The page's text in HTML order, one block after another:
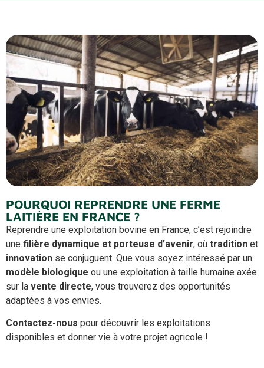
POURQUOI REPRENDRE UNE FERME
LAITIÈRE EN FRANCE ?
Reprendre une exploitation bovine en France, c’est rejoindre
une filière dynamique et porteuse d’avenir, où tradition et
innovation se conjuguent. Que vous soyez intéressé par un
modèle biologique ou une exploitation à taille humaine axée
sur la vente directe, vous trouverez des opportunités
adaptées à vos envies.
Contactez-nous pour découvrir les exploitations
disponibles et donner vie à votre projet agricole !